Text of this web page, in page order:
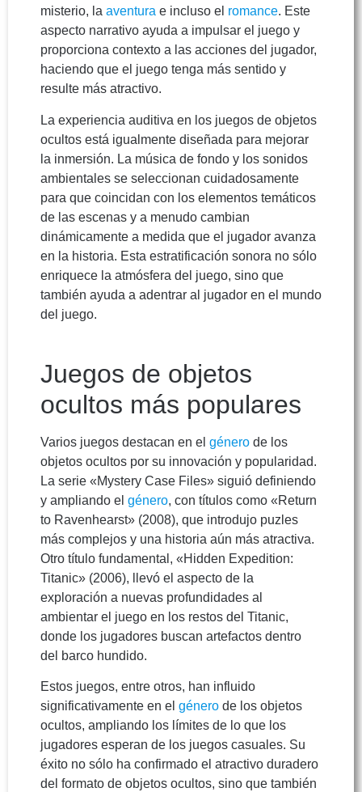
misterio, la aventura e incluso el romance. Este
aspecto narrativo ayuda a impulsar el juego y
proporciona contexto a las acciones del jugador,
haciendo que el juego tenga más sentido y
resulte más atractivo.
La experiencia auditiva en los juegos de objetos
ocultos está igualmente diseñada para mejorar
la inmersión. La música de fondo y los sonidos
ambientales se seleccionan cuidadosamente
para que coincidan con los elementos temáticos
de las escenas y a menudo cambian
dinámicamente a medida que el jugador avanza
en la historia. Esta estratificación sonora no sólo
enriquece la atmósfera del juego, sino que
también ayuda a adentrar al jugador en el mundo
del juego.
Juegos de objetos
ocultos más populares
Varios juegos destacan en el género de los
objetos ocultos por su innovación y popularidad.
La serie «Mystery Case Files» siguió definiendo
y ampliando el género, con títulos como «Return
to Ravenhearst» (2008), que introdujo puzles
más complejos y una historia aún más atractiva.
Otro título fundamental, «Hidden Expedition:
Titanic» (2006), llevó el aspecto de la
exploración a nuevas profundidades al
ambientar el juego en los restos del Titanic,
donde los jugadores buscan artefactos dentro
del barco hundido.
Estos juegos, entre otros, han influido
significativamente en el género de los objetos
ocultos, ampliando los límites de lo que los
jugadores esperan de los juegos casuales. Su
éxito no sólo ha confirmado el atractivo duradero
del formato de objetos ocultos, sino que también